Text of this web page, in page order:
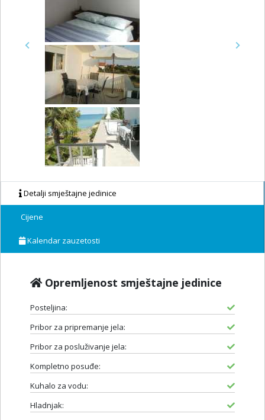
Previous Next
Detalji smještajne jedinice
Cijene
Kalendar zauzetosti
Opremljenost smještajne jedinice
Posteljina:
Pribor za pripremanje jela:
Pribor za posluživanje jela:
Kompletno posuđe:
Kuhalo za vodu:
Hladnjak: